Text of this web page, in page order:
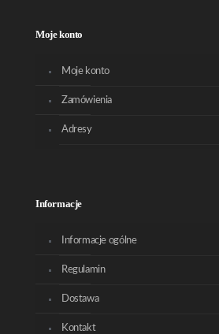
Moje konto
Moje konto
Zamówienia
Adresy
Informacje
Informacje ogólne
Regulamin
Dostawa
Kontakt